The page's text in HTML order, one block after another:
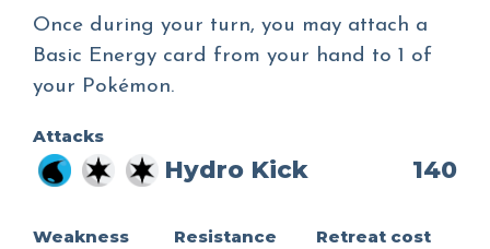
Once during your turn, you may attach a
Basic Energy card from your hand to 1 of
your Pokémon.
Attacks
Hydro Kick 140
Weakness
Resistance
Retreat cost